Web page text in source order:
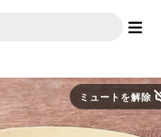
ミュートを解除